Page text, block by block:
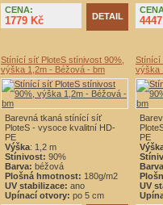
CENA:
1779 Kč DETAIL
Stínící síť PloteS stínivost 90%,
výška 1,2m - Béžová - bm
Stínící
výška
Barevná tkaná stínící síť
PloteS - vysoce kvalitní HD-
PE
Výška: 1,2 m
Stínivost: 90%
Barva: béžová
Plošná hmotnost: 180g/m2
UV stabilizace: ano
Upínací otvory: po 5 cm
PE
UV